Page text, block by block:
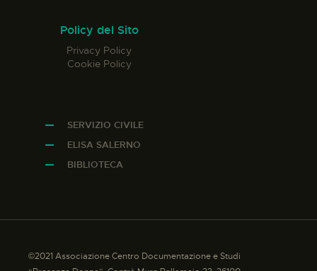
Policy del Sito
Privacy Policy
Cookie Policy
SERVIZIO CIVILE
ELISA SALERNO
BIBLIOTECA
©2021 Associazione Centro Documentazione e Studi